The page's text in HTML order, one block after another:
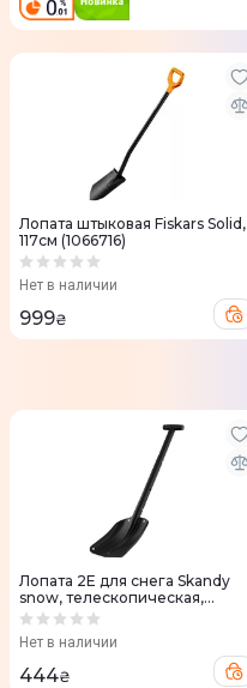
Лопата штыковая Fiskars Solid,
117см (1066716)
Нет в наличии
999₴
Лопата 2E для снега Skandy
snow, телескопическая,
облегченная, алюминиевая,
SNW82)
Нет в наличии
444₴